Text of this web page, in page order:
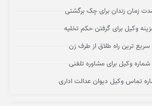
زمان زندان برای چک برگشتی
وکیل برای گرفتن حکم تخلیه
سریع ترین راه طلاق از طرف زن
شماره وکیل برای مشاوره تلفنی
تماس وکیل دیوان عدالت اداری